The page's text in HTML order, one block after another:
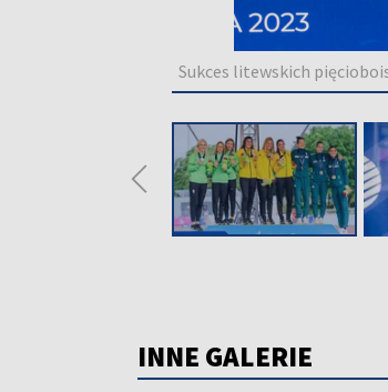
Sukces litewskich
◀
INNE GALERIE